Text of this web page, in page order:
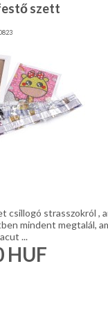
szett
csillogó strasszokról ,
mindent megtalál,
...
HUF